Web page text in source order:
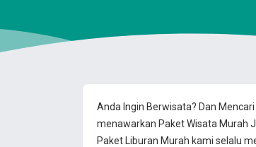
Anda Ingin Berwisata? Dan
menawarkan Paket Wisata Murah
Paket Liburan Murah kami selalu